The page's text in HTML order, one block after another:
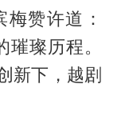
赞许道：
璨历程。
新下，越剧